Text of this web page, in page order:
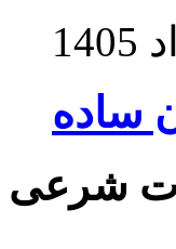
ساده
شرعی